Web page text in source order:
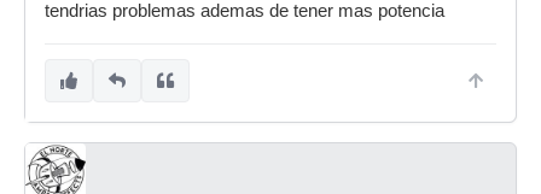
tendrias problemas ademas de tener mas potencia